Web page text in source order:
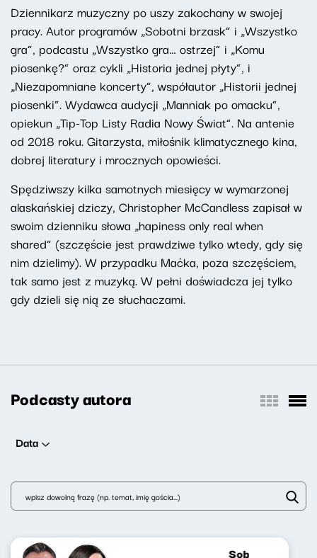
Dziennikarz muzyczny po uszy zakochany w swojej
pracy. Autor programów „Sobotni brzask” i „Wszystko
gra”, podcastu „Wszystko gra… ostrzej” i „Komu
piosenkę?” oraz cykli „Historia jednej płyty”, i
„Niezapomniane koncerty”, współautor „Historii jednej
piosenki”. Wydawca audycji „Manniak po omacku”,
opiekun „Tip-Top Listy Radia Nowy Świat”. Na antenie
od 2018 roku. Gitarzysta, miłośnik klimatycznego kina,
dobrej literatury i mrocznych opowieści.
Spędziwszy kilka samotnych miesięcy w wymarzonej
alaskańskiej dziczy, Christopher McCandless zapisał w
swoim dzienniku słowa „hapiness only real when
shared” (szczęście jest prawdziwe tylko wtedy, gdy się
nim dzielimy). W przypadku Maćka, poza szczęściem,
tak samo jest z muzyką. W pełni doświadcza jej tylko
gdy dzieli się nią ze słuchaczami.
Podcasty autora
Data
Sobotni brzask